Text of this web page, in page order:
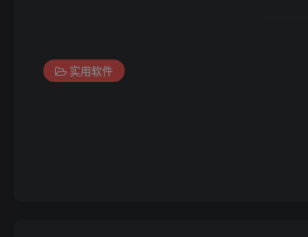
实用软件